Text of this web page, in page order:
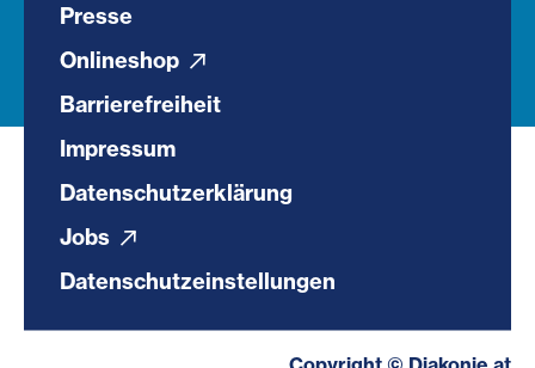
Presse
Onlineshop
Barrierefreiheit
Impressum
Datenschutzerklärung
Jobs
Datenschutzeinstellungen